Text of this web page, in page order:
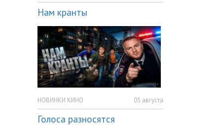
Нам кранты
НОВИНКИ КИНО 05 августа
Голоса разносятся